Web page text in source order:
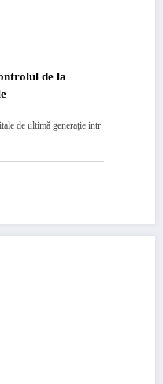
de la
de ultimă generație intr